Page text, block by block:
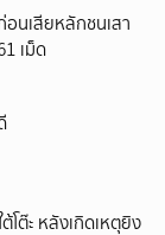
นเสียหลักชนเสา
เม็ด
โต๊ะ หลังเกิดเหตุยิง